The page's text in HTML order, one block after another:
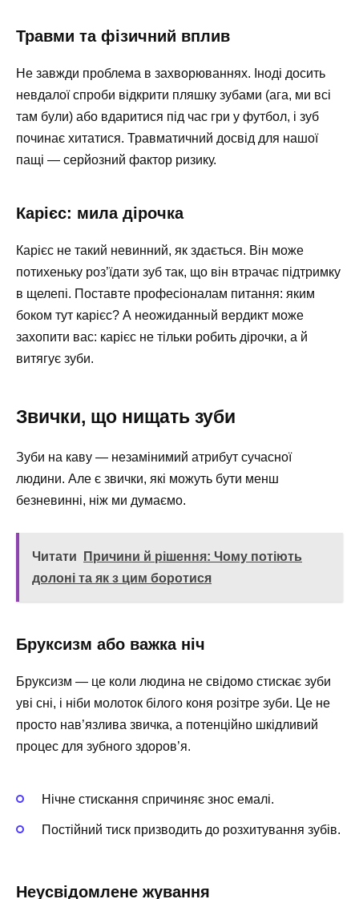
Травми та фізичний вплив
Не завжди проблема в захворюваннях. Іноді досить
невдалої спроби відкрити пляшку зубами (ага, ми всі
там були) або вдаритися під час гри у футбол, і зуб
починає хитатися. Травматичний досвід для нашої
пащі — серйозний фактор ризику.
Карієс: мила дірочка
Карієс не такий невинний, як здається. Він може
потихеньку роз’їдати зуб так, що він втрачає підтримку
в щелепі. Поставте професіоналам питання: яким
боком тут карієс? А неожиданный вердикт може
захопити вас: карієс не тільки робить дірочки, а й
витягує зуби.
Звички, що нищать зуби
Зуби на каву — незамінимий атрибут сучасної
людини. Але є звички, які можуть бути менш
безневинні, ніж ми думаємо.
Читати
Причини й рішення: Чому потіють
долоні та як з цим боротися
Бруксизм або важка ніч
Бруксизм — це коли людина не свідомо стискає зуби
уві сні, і ніби молоток білого коня розітре зуби. Це не
просто нав’язлива звичка, а потенційно шкідливий
процес для зубного здоров’я.
Нічне стискання спричиняє знос емалі.
Постійний тиск призводить до розхитування зубів.
Неусвідомлене жування